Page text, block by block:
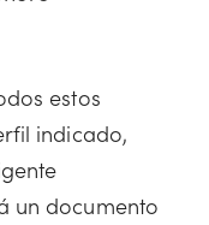
estos
indicado,
un documento